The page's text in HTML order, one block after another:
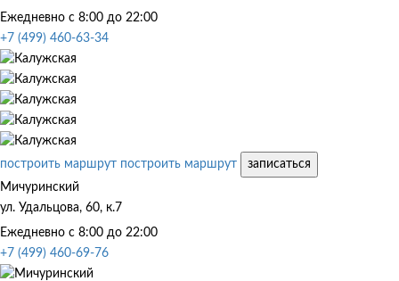
Ежедневно с 8:00 до 22:00
+7 (499) 460-63-34
построить маршрут построить маршрут
записаться
Мичуринский
ул. Удальцова, 60, к.7
Ежедневно с 8:00 до 22:00
+7 (499) 460-69-76